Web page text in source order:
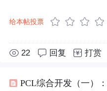
给本帖投票
22 回复 打赏